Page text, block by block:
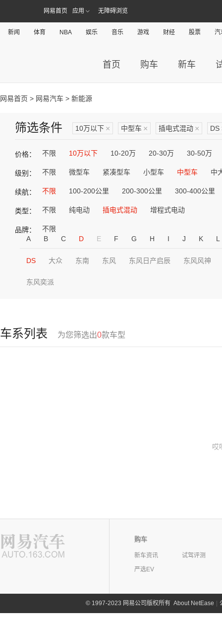
网易首页 应用 无障碍浏览
新闻 体育 NBA 娱乐 音乐 游戏 财经 股票 汽
首页 购车 新车
网易首页 > 网易汽车 > 新能源
筛选条件 10万以下 × 中型车 × 插电式混动 × DS
价格： 不限 10万以下 10-20万 20-30万 30-50万
级别： 不限 微型车 紧凑型车 小型车 中型车 中
续航： 不限 100-200公里 200-300公里 300-400公里
类型： 不限 纯电动 插电式混动 增程式电动
品牌：
不限
A
B C D E F G H I J K L
DS 大众 东南 东风 东风日产启辰 东风风神
东风奕派
车系列表 为您筛选出0款车型
哎
购车
新车资讯
试驾评测
严选EV
©1997-2023 网易公司版权所有 About NetEase